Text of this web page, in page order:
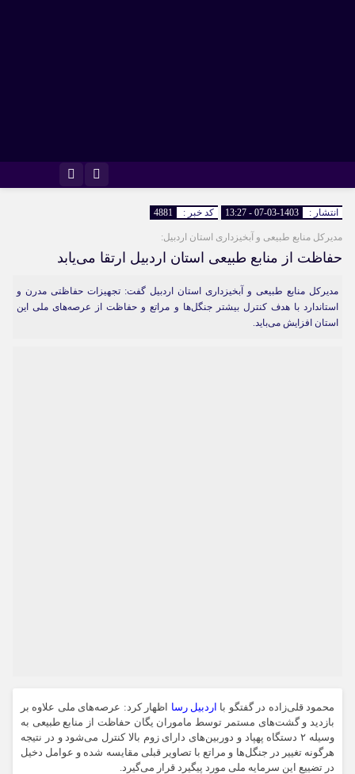
اینستاگرام
انتشار : 1403-03-07 - 13:27 کد خبر : 4881
مدیرکل منابع طبیعی و آبخیزداری استان اردبیل:
حفاظت از منابع طبیعی استان اردبیل ارتقا می‌یابد
مدیرکل منابع طبیعی و آبخیزداری استان اردبیل گفت: تجهیزات حفاظتی مدرن و
استاندارد با هدف کنترل بیشتر جنگل‌ها و مراتع و حفاظت از عرصه‌های ملی این
استان افزایش می‌باید.
محمود قلی‌زاده در گفتگو با اردبیل رسا
اظهار کرد: عرصه‌های ملی علاوه بر
بازدید و گشت‌های مستمر توسط ماموران یگان حفاظت از منابع طبیعی به‌
وسیله ۲ دستگاه پهپاد و دوربین‌های دارای زوم بالا کنترل می‌شود و در نتیجه
هرگونه تغییر در جنگل‌ها و مراتع با تصاویر قبلی مقایسه شده و عوامل دخیل
در تضییع این سرمایه ملی مورد پیگیرد قرار می‌گیرد.